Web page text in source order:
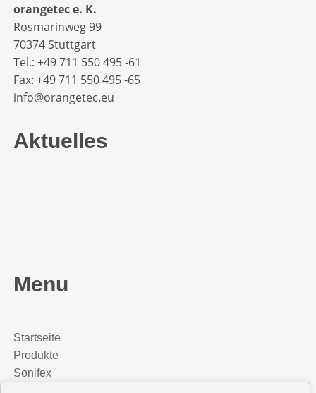
orangetec e. K.
Rosmarinweg 99
70374 Stuttgart
Tel.: +49 711 550 495 -61‬
Fax: +49 711 550 495 -65‬
info@orangetec.eu
Aktuelles
Menu
Startseite
Produkte
Sonifex